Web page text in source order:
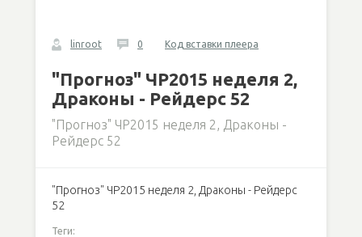
linroot 0 Код вставки плеера
"Прогноз" ЧР2015 неделя 2,
Драконы - Рейдерс 52
"Прогноз" ЧР2015 неделя 2, Драконы -
Рейдерс 52
"Прогноз" ЧР2015 неделя 2, Драконы - Рейдерс
52
Теги: